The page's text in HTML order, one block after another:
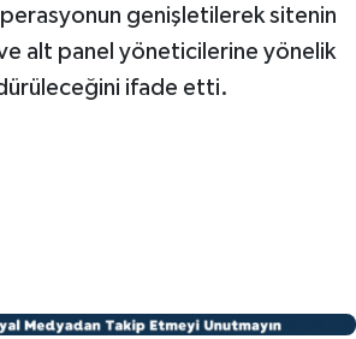
genişletilerek sitenin
ve alt panel yöneticilerine yönelik
ifade etti.